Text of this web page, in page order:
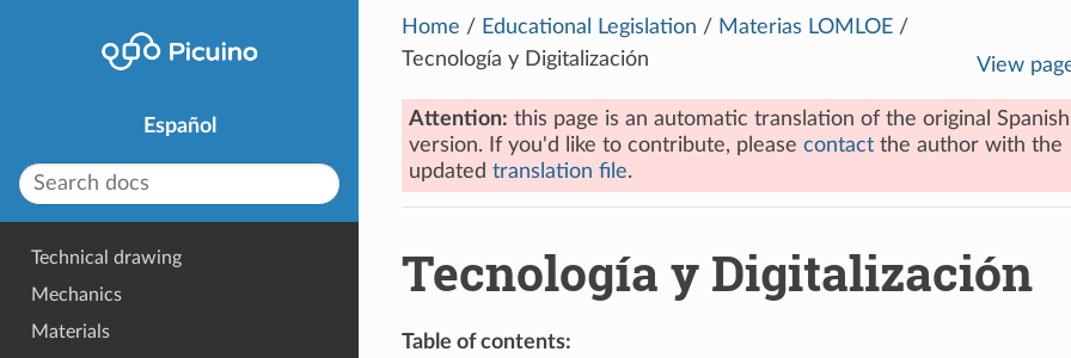
Home / Educational Legislation / Materias LOMLOE /
Tecnología y Digitalización
View
Attention: this page is an automatic translation of the original Spanish
version. If you'd like to contribute, please contact the author with the
updated translation file.
Tecnología y Digitalización
Table of contents:
Español
Technical drawing
Mechanics
Materials